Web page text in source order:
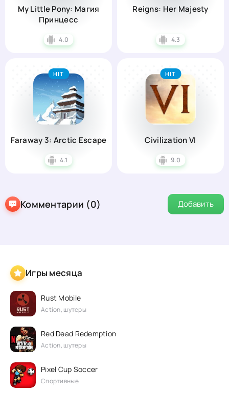
Игры месяца
Rust Mobile
Action, шутеры
Red Dead Redemption
Action, шутеры
Pixel Cup Soccer
Спортивные
My Little Pony: Магия
Принцесс
4.0
Reigns: Her Majesty
4.3
Faraway 3: Arctic Escape
4.1
HIT
Civilization VI
9.0
HIT
Комментарии (0) Добавить